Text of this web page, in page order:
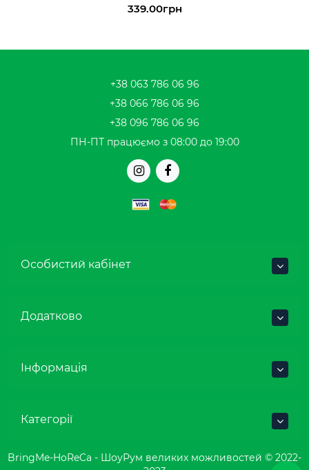
339.00грн
+38 063 786 06 96
+38 066 786 06 96
+38 096 786 06 96
ПН-ПТ працюємо з 08:00 до 19:00
Особистий кабінет
Додатково
Інформація
Категорії
BringMe-HoReCa - ШоуРум великих можливостей © 2022-